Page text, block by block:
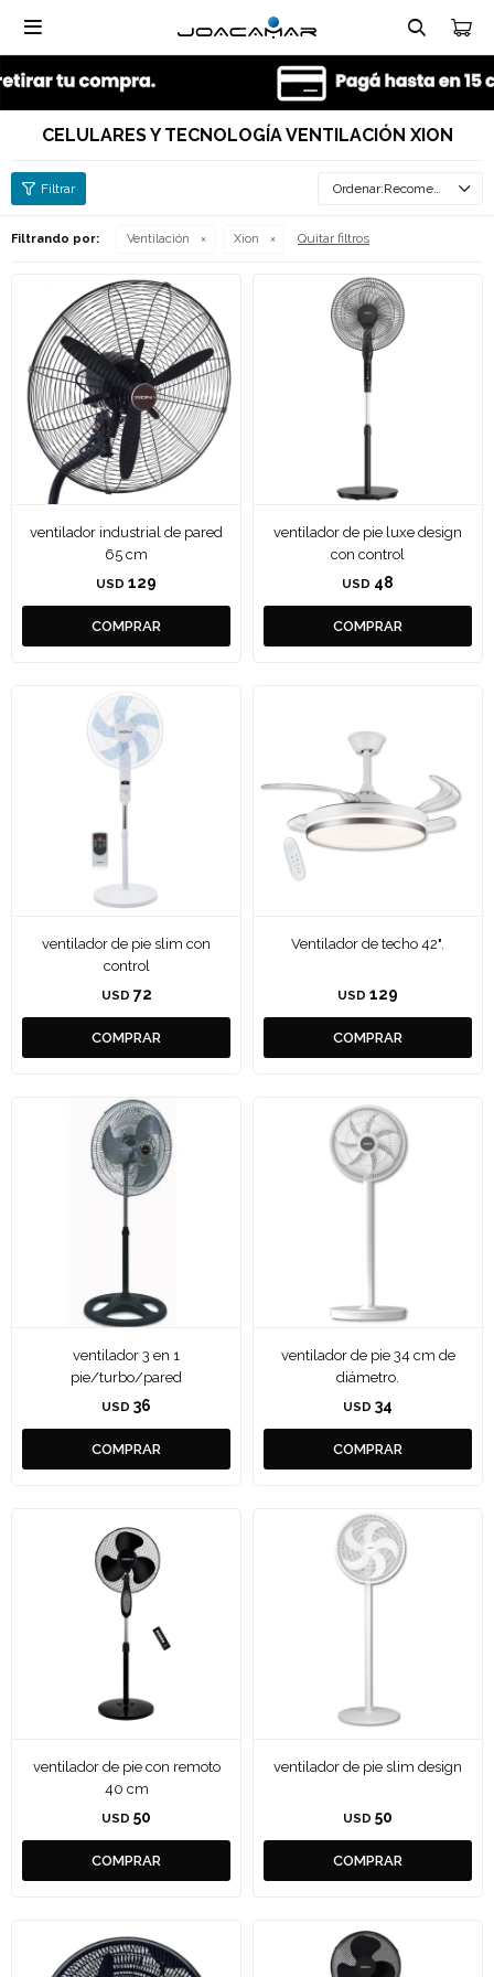

CELULARES Y TECNOLOGÍA VENTILACIÓN XION
Recomendados
Filtrando por: Ventilación Xion Quitar filtros
ventilador industrial de pared
65 cm
USD 129
ventilador de pie luxe design
con control
USD 48
ventilador de pie slim con
control
USD 72
Ventilador de techo 42".
USD 129
ventilador 3 en 1
pie/turbo/pared
USD 36
ventilador de pie 34 cm de
diámetro.
USD 34
ventilador de pie con remoto
40 cm
USD 50
ventilador de pie slim design
USD 50